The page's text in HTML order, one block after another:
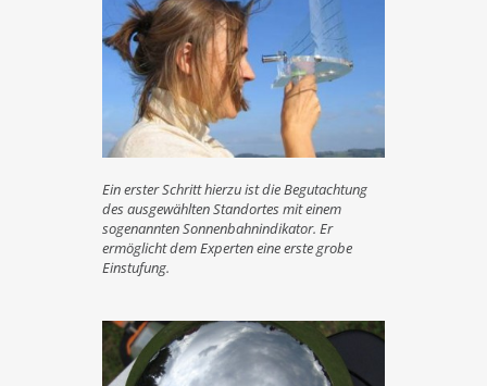
Ein erster Schritt hierzu ist die Begutachtung
des ausgewählten Standortes mit einem
sogenannten Sonnenbahnindikator. Er
ermöglicht dem Experten eine erste grobe
Einstufung.